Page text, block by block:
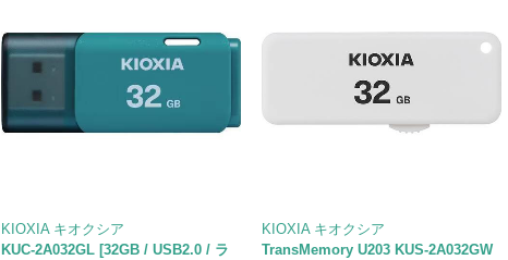
KIOXIA キオクシア
KUC-2A032GL [32GB / USB2.0 / ラ
KIOXIA キオクシア
TransMemory U203 KUS-2A032GW